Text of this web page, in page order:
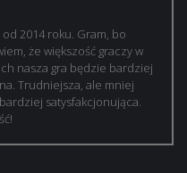
2014 roku. Gram, bo
że większość graczy w
nasza gra będzie bardziej
Trudniejsza, ale mniej
satysfakcjonująca.